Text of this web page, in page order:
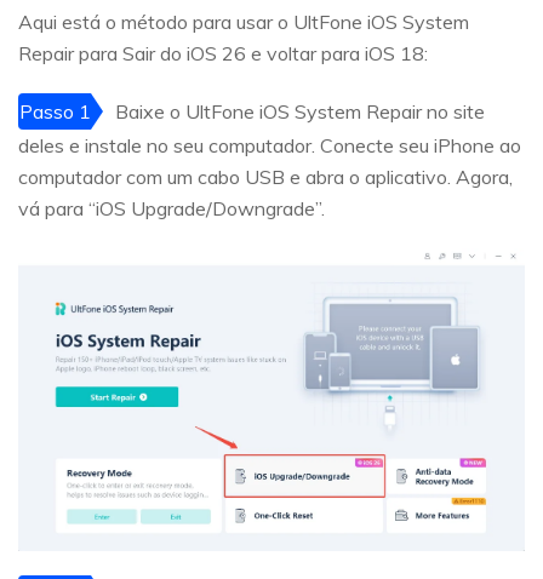
Aqui está o método para usar o UltFone iOS System
Repair para Sair do iOS 26 e voltar para iOS 18:
Passo 1
Baixe o UltFone iOS System Repair no site
deles e instale no seu computador. Conecte seu iPhone ao
computador com um cabo USB e abra o aplicativo. Agora,
vá para “iOS Upgrade/Downgrade”.